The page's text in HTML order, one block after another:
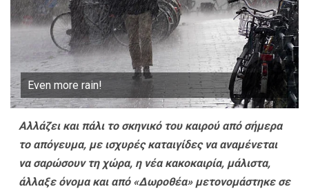
Even more rain!
Αλλάζει και πάλι το σκηνικό του καιρού από σήμερα
το απόγευμα, με ισχυρές καταιγίδες να αναμένεται
να σαρώσουν τη χώρα, η νέα κακοκαιρία, μάλιστα,
άλλαξε όνομα και από «Δωροθέα» μετονομάστηκε σε